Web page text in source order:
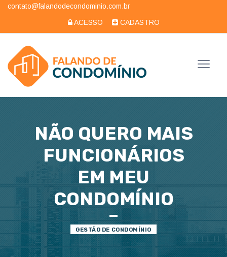
contato@falandodecondominio.com.br
ACESSO
CADASTRO
NÃO QUERO MAIS
FUNCIONÁRIOS
EM MEU
CONDOMÍNIO
GESTÃO DE CONDOMÍNIO